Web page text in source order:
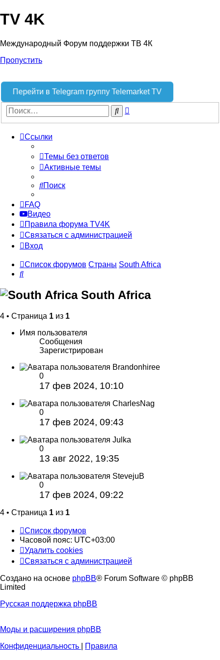
TV 4K
Международный Форум поддержки ТВ 4К
Пропустить
Перейти в Telegram группу Telemarket TV
Поиск
Ссылки
Темы без ответов
Активные темы
Поиск
FAQ
Видео
Правила форума TV4K
Связаться с администрацией
Вход
Список форумов Страны South Africa
Поиск
South Africa
4 • Страница 1 из 1
Имя пользователя
Сообщения
Зарегистрирован
Brandonhiree
0
17 фев 2024, 10:10
CharlesNag
0
17 фев 2024, 09:43
Julka
0
13 авг 2022, 19:35
StevejuB
0
17 фев 2024, 09:22
4 • Страница 1 из 1
Список форумов
Часовой пояс: UTC+03:00
Удалить cookies
Связаться с администрацией
Создано на основе phpBB® Forum Software © phpBB
Limited
Русская поддержка phpBB
Моды и расширения phpBB
Конфиденциальность
Правила